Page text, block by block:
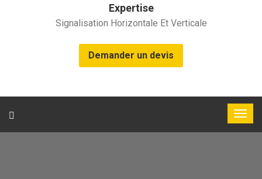
Expertise
Signalisation Horizontale Et Verticale
Demander un devis